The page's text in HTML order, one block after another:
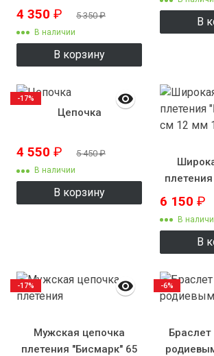
якорный четверной"
4 350 ₽ 5 350₽
В наличии
В корзину
В
Цепочка
4 550 ₽ 5 450₽
В наличии
В корзину
-17%
см 12
6 150 ₽
В
В
Мужская цепочка
плетения "Бисмарк" 65
-17% -6%